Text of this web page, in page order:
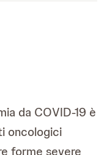
da COVID-19 è
oncologici
forme severe